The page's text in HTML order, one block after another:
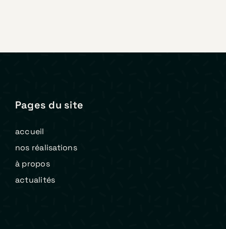
Pages du site
accueil
nos réalisations
à propos
actualités